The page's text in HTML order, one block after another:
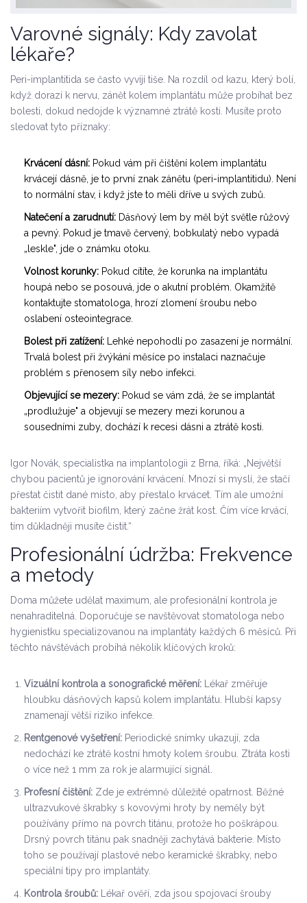
Varovné signály: Kdy zavolat
lékaře?
Peri-implantitida se často vyvíjí tiše. Na rozdíl od kazu, který bolí,
když dorazí k nervu, zánět kolem implantátu může probíhat bez
bolesti, dokud nedojde k významné ztrátě kosti. Musíte proto
sledovat tyto příznaky:
Krvácení dásní: Pokud vám při čištění kolem implantátu
krvácejí dásně, je to první znak zánětu (peri-implantitidu). Není
to normální stav, i když jste to měli dříve u svých zubů.
Natečení a zarudnutí: Dásňový lem by měl být světle růžový
a pevný. Pokud je tmavě červený, bobkulatý nebo vypadá
„leskle", jde o známku otoku.
Volnost korunky: Pokud cítíte, že korunka na implantátu
houpá nebo se posouvá, jde o akutní problém. Okamžitě
kontaktujte stomatologa, hrozí zlomení šroubu nebo
oslabení osteointegrace.
Bolest při zatížení: Lehké nepohodlí po zasazení je normální.
Trvalá bolest při žvýkání měsíce po instalaci naznačuje
problém s přenosem síly nebo infekci.
Objevující se mezery: Pokud se vám zdá, že se implantát
„prodlužuje" a objevují se mezery mezi korunou a
sousedními zuby, dochází k recesi dásni a ztrátě kosti.
Igor Novák, specialistka na implantologii z Brna, říká: „Největší
chybou pacientů je ignorování krvácení. Mnozí si myslí, že stačí
přestat čistit dané místo, aby přestalo krvácet. Tím ale umožní
bakteriím vytvořit biofilm, který začne žrát kost. Čím více krvácí,
tím důkladněji musíte čistit.“
Profesionální údržba: Frekvence
a metody
Doma můžete udělat maximum, ale profesionální kontrola je
nenahraditelná. Doporučuje se navštěvovat stomatologa nebo
hygienistku specializovanou na implantáty každých 6 měsíců. Při
těchto návštěvách probíhá několik klíčových kroků:
Vizuální kontrola a sonografické měření: Lékař změřuje
hloubku dásňových kapsů kolem implantátu. Hlubší kapsy
znamenají větší riziko infekce.
Rentgenové vyšetření: Periodické snímky ukazují, zda
nedochází ke ztrátě kostní hmoty kolem šroubu. Ztráta kosti
o více než 1 mm za rok je alarmující signál.
Profesní čištění: Zde je extrémně důležité opatrnost. Běžné
ultrazvukové škrabky s kovovými hroty by neměly být
používány přímo na povrch titánu, protože ho poškrápou.
Drsný povrch titánu pak snadněji zachytává bakterie. Místo
toho se používají plastové nebo keramické škrabky, nebo
speciální tipy pro implantáty.
Kontrola šroubů: Lékař ověří, zda jsou spojovací šrouby